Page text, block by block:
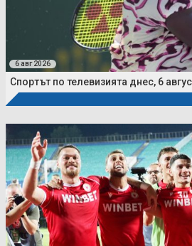
6 авг 2026
Спортът по телевизията днес, 6